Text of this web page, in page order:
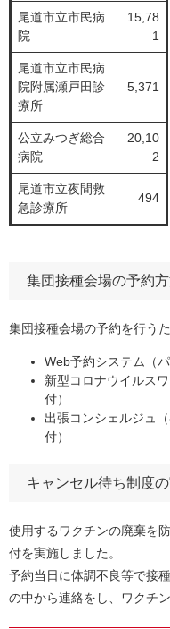
尾道市立市民病
院
15,78
1
尾道市立市民病
院附属瀬戸田診
療所
5,371
公立みつぎ総合
病院
20,10
2
尾道市立夜間救
急診療所
494
集団接種会場の予約
集団接種会場の予約を行う
Web予約システム（
新型コロナウイルス
付）
出張コンシェルジュ
付）
キャンセル待ち制度
使用するワクチンの廃棄を
付を実施しました。
予約当日に体調不良等で接
の中から連絡をし、ワクチ